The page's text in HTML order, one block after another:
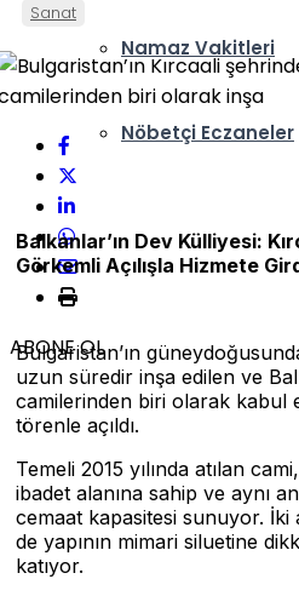
Namaz Vakitleri
Nöbetçi Eczaneler
Sanat
ABONE OL
Balkanlar’ın Dev Külliyesi:
Görkemli Açılışla Hizmete
Bulgaristan’ın
uzun süredir inşa edilen ve
camilerinden biri olarak kabul
törenle açıldı.
Temeli 2015 yılında atılan
ibadet alanına sahip ve aynı
cemaat kapasitesi sunuyor. İki
de yapının mimari siluetine
katıyor.